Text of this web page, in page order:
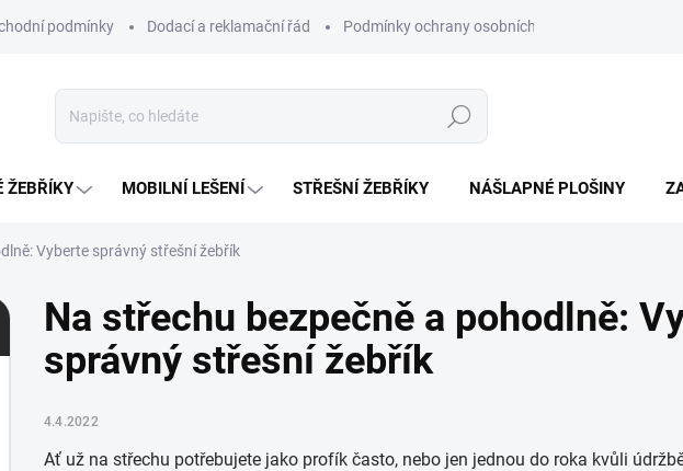
podmínky Dodací a reklamační řád Podmínky ochrany osobních údajů
Hledat
ŽEBŘÍKY MOBILNÍ LEŠENÍ STŘEŠNÍ ŽEBŘÍKY NÁŠLAPNÉ PLOŠINY
Vyberte správný střešní žebřík
Na střechu bezpečně a pohodlně:
správný střešní žebřík
4.4.2022
Ať už na střechu potřebujete jako profík často, nebo jen jednou do roka kvůli